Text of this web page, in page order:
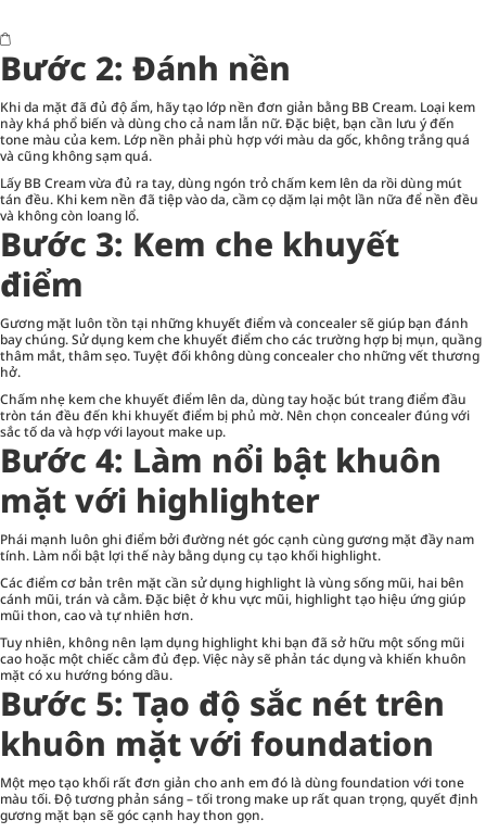
Bước 2: Đánh nền
Khi da mặt đã đủ độ ẩm, hãy tạo lớp nền đơn giản bằng BB Cream. Loại kem
này khá phổ biến và dùng cho cả nam lẫn nữ. Đặc biệt, bạn cần lưu ý đến
tone màu của kem. Lớp nền phải phù hợp với màu da gốc, không trắng quá
và cũng không sạm quá.
Lấy BB Cream vừa đủ ra tay, dùng ngón trỏ chấm kem lên da rồi dùng mút
tán đều. Khi kem nền đã tiệp vào da, cầm cọ dặm lại một lần nữa để nền đều
và không còn loang lổ.
Bước 3: Kem che khuyết
điểm
Gương mặt luôn tồn tại những khuyết điểm và concealer sẽ giúp bạn đánh
bay chúng. Sử dụng kem che khuyết điểm cho các trường hợp bị mụn, quầng
thâm mắt, thâm sẹo. Tuyệt đối không dùng concealer cho những vết thương
hở.
Chấm nhẹ kem che khuyết điểm lên da, dùng tay hoặc bút trang điểm đầu
tròn tán đều đến khi khuyết điểm bị phủ mờ. Nên chọn concealer đúng với
sắc tố da và hợp với layout make up.
Bước 4: Làm nổi bật khuôn
mặt với highlighter
Phái mạnh luôn ghi điểm bởi đường nét góc cạnh cùng gương mặt đầy nam
tính. Làm nổi bật lợi thế này bằng dụng cụ tạo khối highlight.
Các điểm cơ bản trên mặt cần sử dụng highlight là vùng sống mũi, hai bên
cánh mũi, trán và cằm. Đặc biệt ở khu vực mũi, highlight tạo hiệu ứng giúp
mũi thon, cao và tự nhiên hơn.
Tuy nhiên, không nên lạm dụng highlight khi bạn đã sở hữu một sống mũi
cao hoặc một chiếc cằm đủ đẹp. Việc này sẽ phản tác dụng và khiến khuôn
mặt có xu hướng bóng dầu.
Bước 5: Tạo độ sắc nét trên
khuôn mặt với foundation
Một mẹo tạo khối rất đơn giản cho anh em đó là dùng foundation với tone
màu tối. Độ tương phản sáng – tối trong make up rất quan trọng, quyết định
gương mặt bạn sẽ góc cạnh hay thon gọn.